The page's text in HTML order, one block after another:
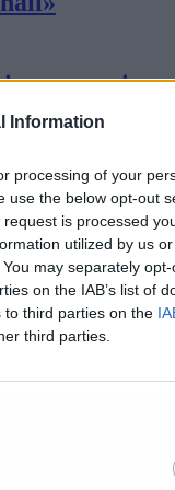
Information
processing of your
use the below opt-out
is processed
utilized by us
may separately
on the IAB’s list of
to third parties on the
third parties.
in